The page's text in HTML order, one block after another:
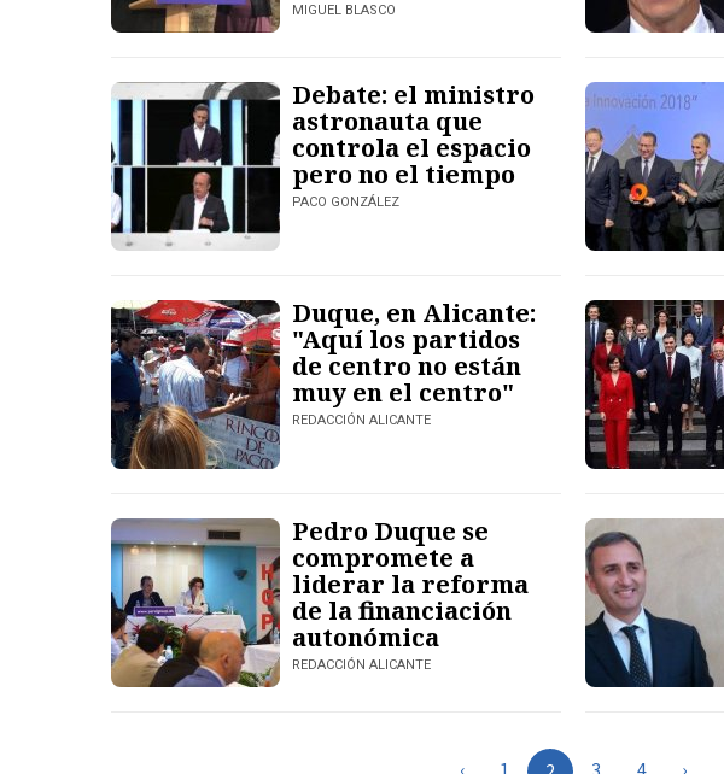
MIGUEL BLASCO
Debate: el ministro
astronauta que
controla el espacio
pero no el tiempo
PACO GONZÁLEZ
Duque, en Alicante:
"Aquí los partidos
de centro no están
muy en el centro"
REDACCIÓN ALICANTE
Pedro Duque se
compromete a
liderar la reforma
de la financiación
autonómica
REDACCIÓN ALICANTE